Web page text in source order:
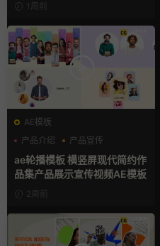
1周前
AE模板
产品介绍
产品宣传
产品展示
ae轮播模板 横竖屏现代简约作
品集产品展示宣传视频AE模板
2周前